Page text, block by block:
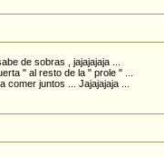
de sobras , jajajajaja ...
" al resto de la " prole " ...
juntos ... Jajajajaja ...